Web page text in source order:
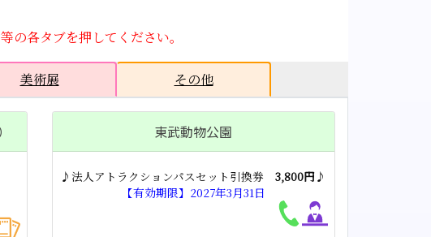
の各タブを押してください。
美術展 その他
東武動物公園
♪法人アトラクションパスセット引換券 3,800円♪
【有効期限】2027年3月31日